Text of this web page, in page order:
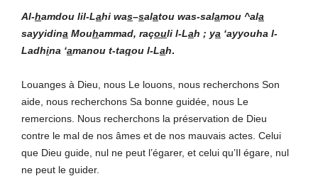
Al-hamdou lil-Lahi was–salatou was-salamou ^ala
sayyidina Mouhammad, raçouli l-Lah ; ya ‘ayyouha l-
Ladhina ‘amanou t-taqou l-Lah.
Louanges à Dieu, nous Le louons, nous recherchons Son
aide, nous recherchons Sa bonne guidée, nous Le
remercions. Nous recherchons la préservation de Dieu
contre le mal de nos âmes et de nos mauvais actes. Celui
que Dieu guide, nul ne peut l’égarer, et celui qu’Il égare, nul
ne peut le guider.